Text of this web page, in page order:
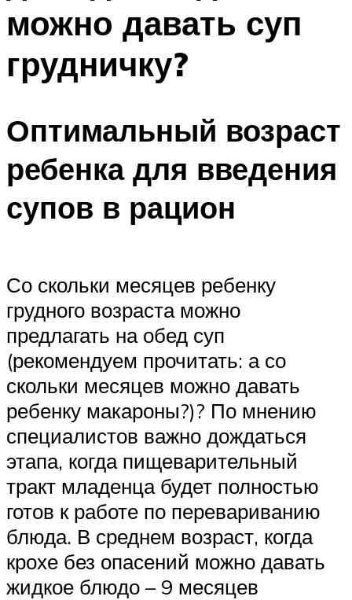
можно давать суп
грудничку?
Оптимальный возраст
ребенка для введения
супов в рацион
Со скольки месяцев ребенку
грудного возраста можно
предлагать на обед суп
(рекомендуем прочитать: а со
скольки месяцев можно давать
ребенку макароны?)? По мнению
специалистов важно дождаться
этапа, когда пищеварительный
тракт младенца будет полностью
готов к работе по перевариванию
блюда. В среднем возраст, когда
крохе без опасений можно давать
жидкое блюдо – 9 месяцев